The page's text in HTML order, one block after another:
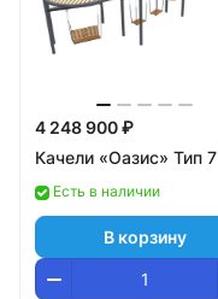
4 248 900 ₽
Качели «Оазис» Тип 7
Есть в наличии
В корзину